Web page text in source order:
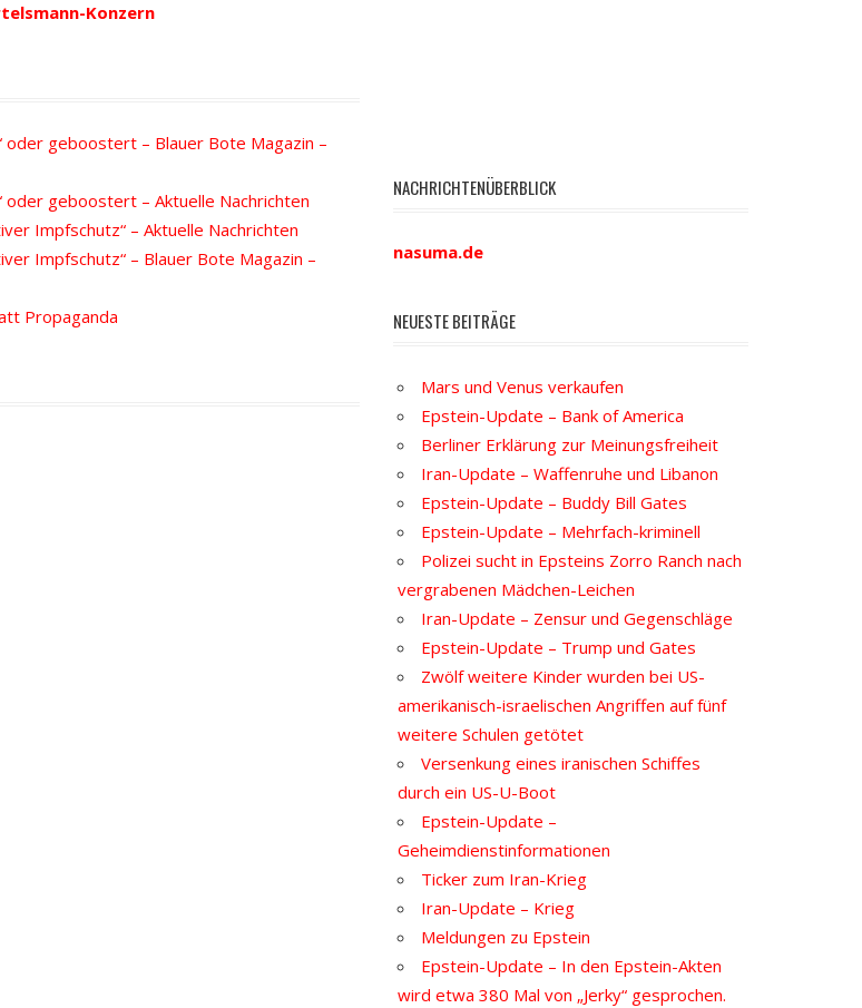
Konzern
oder geboostert – Blauer Bote Magazin –
oder geboostert – Aktuelle Nachrichten
Impfschutz“ – Aktuelle Nachrichten
Impfschutz“ – Blauer Bote Magazin –
Propaganda
NACHRICHTENÜBERBLICK
nasuma.de
NEUESTE BEITRÄGE
Mars und Venus verkaufen
Epstein-Update – Bank of America
Berliner Erklärung zur Meinungsfreiheit
Iran-Update – Waffenruhe und Libanon
Epstein-Update – Buddy Bill Gates
Epstein-Update – Mehrfach-kriminell
Polizei sucht in Epsteins Zorro Ranch nach
vergrabenen Mädchen-Leichen
Iran-Update – Zensur und Gegenschläge
Epstein-Update – Trump und Gates
Zwölf weitere Kinder wurden bei US-
amerikanisch-israelischen Angriffen auf fünf
weitere Schulen getötet
Versenkung eines iranischen Schiffes
durch ein US-U-Boot
Epstein-Update –
Geheimdienstinformationen
Ticker zum Iran-Krieg
Iran-Update – Krieg
Meldungen zu Epstein
Epstein-Update – In den Epstein-Akten
wird etwa 380 Mal von „Jerky“ gesprochen.